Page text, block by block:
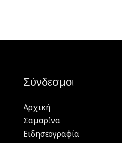
Σύνδεσμοι
Αρχική
Σαμαρίνα
Ειδησεογραφία